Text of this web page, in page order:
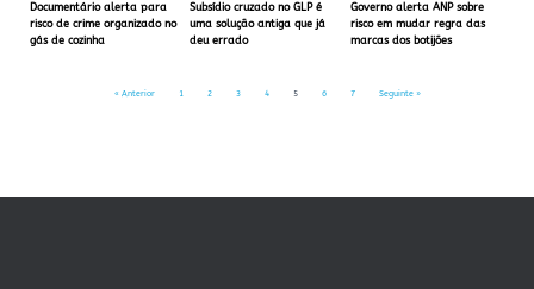
Documentário alerta para
risco de crime organizado no
gás de cozinha
Subsídio cruzado no GLP é
uma solução antiga que já
deu errado
Governo alerta ANP sobre
risco em mudar regra das
marcas dos botijões
« Anterior 1 2 3 4 5 6 7 Seguinte »